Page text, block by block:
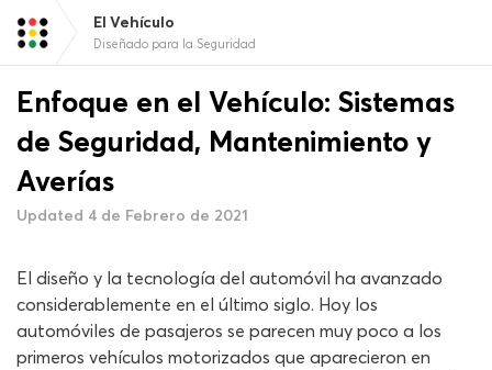
El Vehículo
Diseñado para la Seguridad
Enfoque en el Vehículo: Sistemas
de Seguridad, Mantenimiento y
Averías
Updated 4 de Febrero de 2021
El diseño y la tecnología del automóvil ha avanzado
considerablemente en el último siglo. Hoy los
automóviles de pasajeros se parecen muy poco a los
primeros vehículos motorizados que aparecieron en